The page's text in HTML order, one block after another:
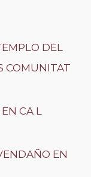
DEL
COMUNITAT
CA L
EN